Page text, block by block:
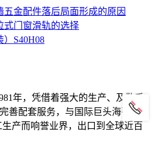
五金配件落后局面形成的原因
式门窗滑轨的选择
S40H08
年，凭借着强大的生产、及数千
善配套服务，与国际巨头海蒂诗、
产而响誉业界，出口到全球近百